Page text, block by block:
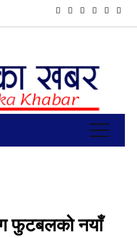
फुटबलको नयाँ